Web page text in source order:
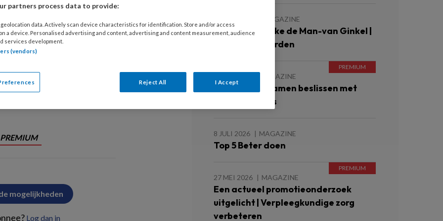
in coaching te zien als hbo-
kracht zetten, scholing bieden
en verzorgenden IG.
PREMIUM
mogelijkheden
Log dan in
MAGAZINE
Column Janneke de Man-van Ginkel |
Meer mens worden
MAGAZINE
Onderzoek | Samen beslissen met
mantelzorgers
8 JULI 2026 MAGAZINE
Top 5 Beter doen
27 MEI 2026 MAGAZINE
Een actueel promotieonderzoek
uitgelicht | Verpleegkundige zorg
verbeteren
partners process data to provide:
data. Actively scan device characteristics for identification. Store and/or access
a device. Personalised advertising and content, advertising and content measurement, audience
services development.
(vendors)
Reject All I Accept